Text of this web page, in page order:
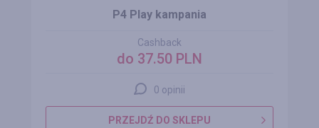
P4 Play kampania
Cashback
do 37.50 PLN
0 opinii
PRZEJDŹ DO SKLEPU